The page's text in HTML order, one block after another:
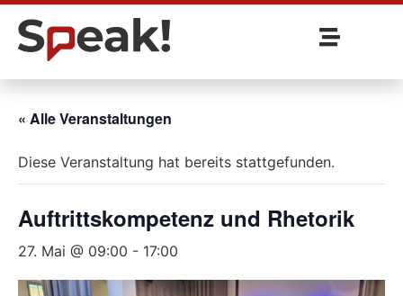
« Alle Veranstaltungen
Diese Veranstaltung hat bereits stattgefunden.
Auftrittskompetenz und Rhetorik
27. Mai @ 09:00 - 17:00